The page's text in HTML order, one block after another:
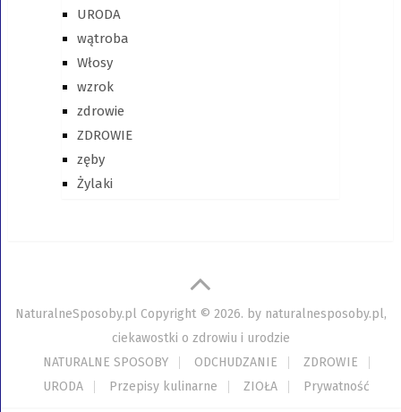
URODA
wątroba
Włosy
wzrok
zdrowie
ZDROWIE
zęby
Żylaki
NaturalneSposoby.pl Copyright © 2026. by naturalnesposoby.pl,
ciekawostki o zdrowiu i urodzie
NATURALNE SPOSOBY
ODCHUDZANIE
ZDROWIE
URODA
Przepisy kulinarne ZIOŁA Prywatność